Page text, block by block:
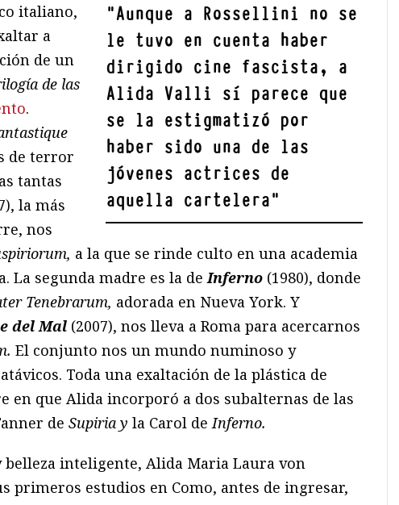
"Aunque a Rossellini no se
le tuvo en cuenta haber
dirigido cine fascista, a
Alida Valli sí parece que
se la estigmatizó por
haber sido una de las
jóvenes actrices de
aquella cartelera"
italiano,
a
de un
de las
.
de terror
tantas
la más
nos
a la que se rinde culto en una academia
La segunda madre es la deInferno (1980), donde
Tenebrarum, adorada en Nueva York. Y
del Mal (2007), nos lleva a Roma para acercarnos
El conjunto nos un mundo numinoso y
Toda una exaltación de la plástica de
en que Alida incorporó a dos subalternas de las
de Supiria y la Carol deInferno.
belleza inteligente, Alida Maria Laura von
primeros estudios en Como, antes de ingresar,